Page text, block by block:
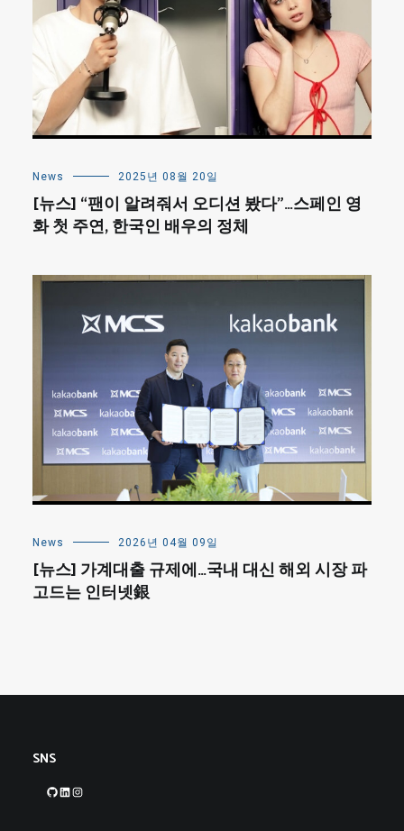
News 2025년 08월 20일
[뉴스] “팬이 알려줘서 오디션 봤다”…스페인 영
화 첫 주연, 한국인 배우의 정체
News 2026년 04월 09일
[뉴스] 가계대출 규제에…국내 대신 해외 시장 파
고드는 인터넷銀
SNS
GitHubLinkedIn